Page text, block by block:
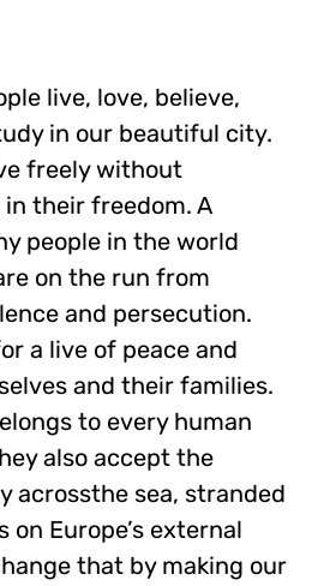
live, love, believe,
in our beautiful city.
freely without
their freedom. A
people in the world
on the run from
and persecution.
a live of peace and
and their families.
to every human
also accept the
acrossthe sea, stranded
on Europe’s external
that by making our